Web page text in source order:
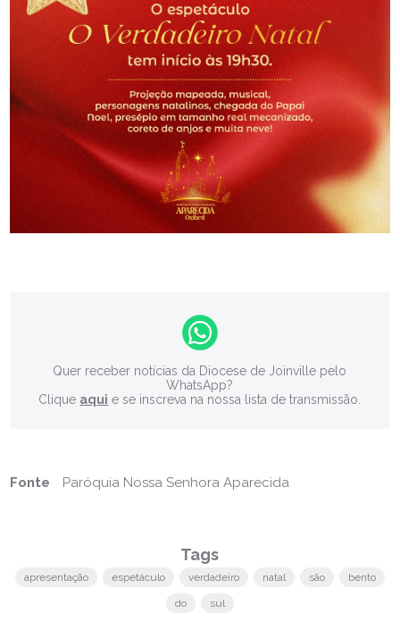
Quer receber notícias da Diocese de Joinville pelo
WhatsApp?
Clique aqui e se inscreva na nossa lista de transmissão.
Fonte Paróquia Nossa Senhora Aparecida
Tags
apresentação espetáculo verdadeiro natal são bento
do sul